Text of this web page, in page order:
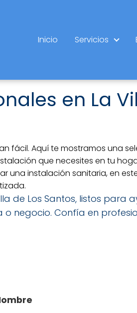
Inicio Servicios
en La
fácil. Aquí te mostramos una
que necesites en tu
una instalación sanitaria, en
de Los Santos, listos para
negocio. Confía en